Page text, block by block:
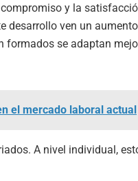
y la
desarrollo ven un
formados se adaptan
el mercado laboral actual
A nivel individual,